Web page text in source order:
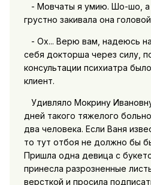
- Мовчаты я умию. Шо-шо, а
грустно закивала она
- Ох... Верю вам, надеюсь на
себя докторша через силу,
консультации психиатра
клиент.
Удивляло Мокрину
дней такого тяжелого
два человека. Если Ваня
то тут отбоя не должно бы
Пришла одна девица с
принесла разрозненные
версткой и просила